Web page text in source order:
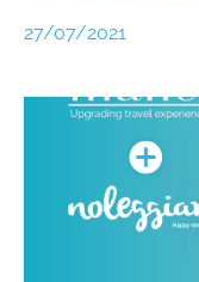
27/07/2021